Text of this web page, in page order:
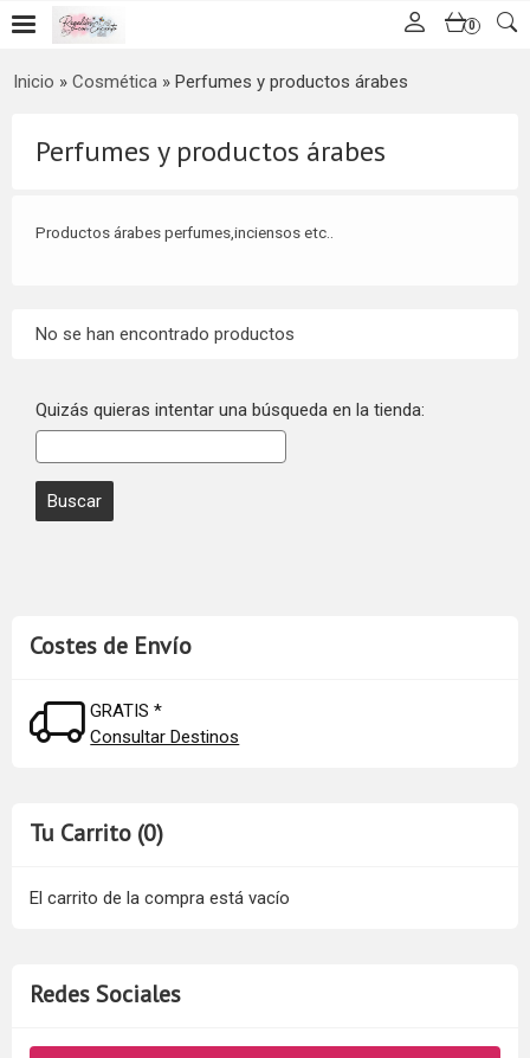
0
Costes de Envío
GRATIS *
Consultar Destinos
Tu Carrito (0)
El carrito de la compra está vacío
Redes Sociales
Inicio » Cosmética » Perfumes y productos árabes
Perfumes y productos árabes
Productos árabes perfumes,inciensos etc..
No se han encontrado productos
Quizás quieras intentar una búsqueda en la tienda: